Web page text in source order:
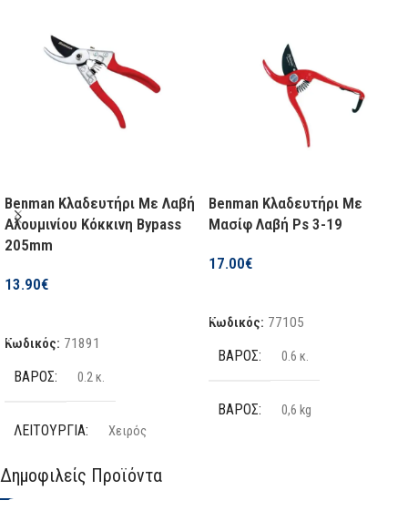
Benman Κλαδευτήρι Με Λαβή
Αλουμινίου Κόκκινη Bypass
205mm
13.90€
Κωδικός: 71891
ΒΆΡΟΣ 0.2 κ.
ΛΕΙΤΟΥΡΓΊΑ Χειρός
SOLO Όχι
Benman Κλαδευτήρι Με
Μασίφ Λαβή Ps 3-19
17.00€
Κωδικός: 77105
ΒΆΡΟΣ 0.6 κ.
ΒΑΡΟΣ 0,6 kg
Δημοφιλείς Προϊόντα